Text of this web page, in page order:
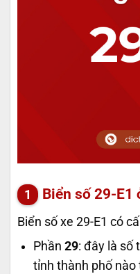
Biển số 29-E1
Biển số xe 29-E1 có
Phần 29: đây là số
tỉnh thành phố nào